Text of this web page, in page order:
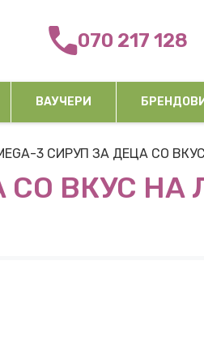
070 217 128
ВАУЧЕРИ БРЕНДОВИ
3 СИРУП ЗА ДЕЦА СО
СО ВКУС